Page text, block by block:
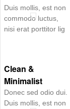
Duis mollis, est non
commodo luctus,
nisi erat porttitor lig
Clean &
Minimalist
Donec sed odio dui.
Duis mollis, est non